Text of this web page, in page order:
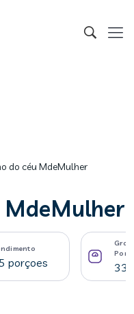
do céu MdeMulher
MdeMulher
porçoes 33